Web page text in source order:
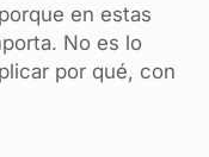
porque en estas
No es lo
por qué, con